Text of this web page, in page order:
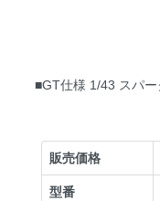
■GT仕様 1/43 スパ
販売価格
型番